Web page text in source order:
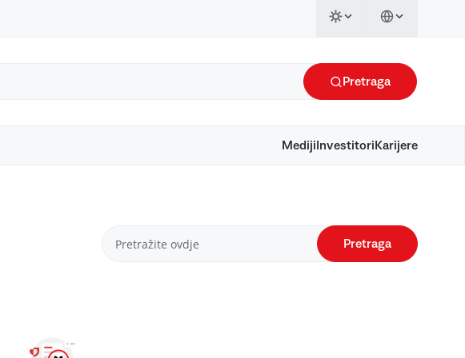
Pretraga
Mediji Investitori Karijere
Pretraga